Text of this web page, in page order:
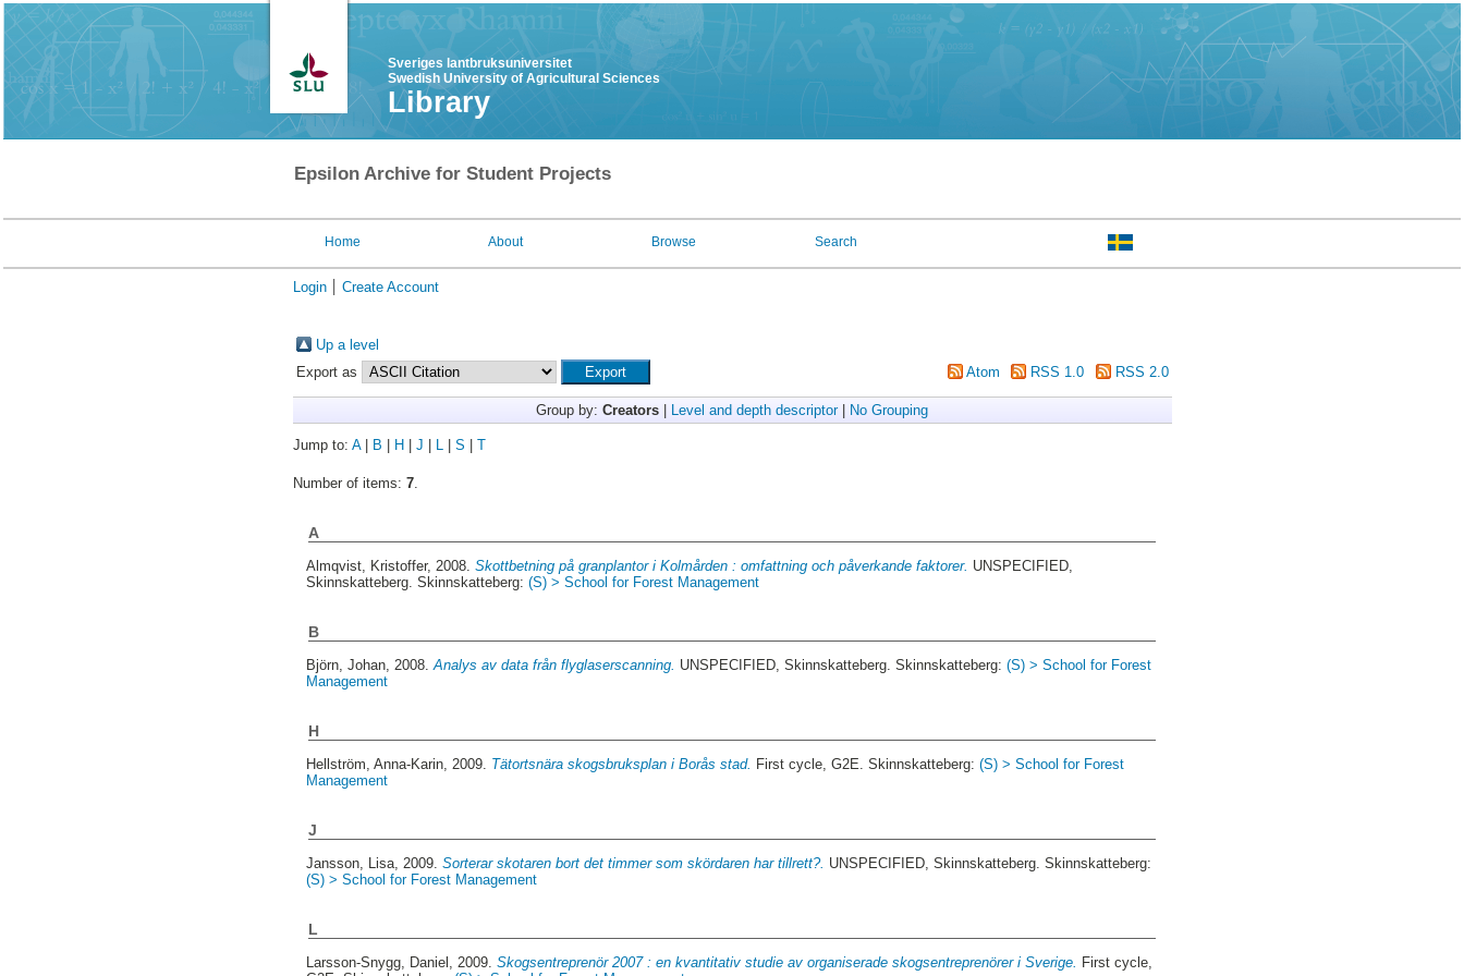
Sveriges lantbruksuniversitet
Swedish University of Agricultural Sciences
Library
Epsilon Archive for Student Projects
Home About Browse Search
Login Create Account
Up a level
Export as
Atom RSS 1.0 RSS 2.0
Group by: Creators Level and depth descriptor| No Grouping
Jump to: A| B H J L| S T
Number of items: 7.
A
Almqvist, Kristoffer, 2008.Skottbetning på granplantor i Kolmården : omfattning och påverkande faktorer. UNSPECIFIED,
Skinnskatteberg. Skinnskatteberg:(S) > School for Forest Management
B
Björn, Johan, 2008.Analys av data från flyglaserscanning. UNSPECIFIED, Skinnskatteberg. Skinnskatteberg:(S) > School for Forest
Management
H
Hellström, Anna-Karin, 2009. Tätortsnära skogsbruksplan i Borås stad. First cycle, G2E. Skinnskatteberg:(S) > School for Forest
Management
J
Jansson, Lisa, 2009.Sorterar skotaren bort det timmer som skördaren har tillrett?. UNSPECIFIED, Skinnskatteberg. Skinnskatteberg:
(S) > School for Forest Management
L
Larsson-Snygg, Daniel , 2009.Skogsentreprenör 2007 : en kvantitativ studie av organiserade skogsentreprenörer i Sverige. First cycle,